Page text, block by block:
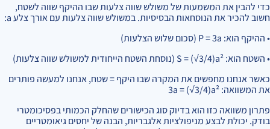
כדי להבין את המשמעות של משולש שווה צלעות שבו ההיקף שווה לשטח,
חשוב להכיר את הנוסחאות הבסיסיות. במשולש שווה צלעות עם אורך צלע a:
• ההיקף הוא: P = 3a (סכום שלוש הצלעות)
• השטח הוא: S = (√3/4)a² (נוסחת השטח הייחודית למשולש שווה צלעות)
כאשר אנחנו מחפשים את המקרה שבו היקף = שטח, אנחנו למעשה פותרים
את המשוואה: 3a = (√3/4)a²
פתרון משוואה כזו הוא בדיוק סוג הכישורים שהחלק הכמותי בפסיכומטרי
בודק. יכולת לבצע מניפולציות אלגבריות, הבנה של יחסים גיאומטריים